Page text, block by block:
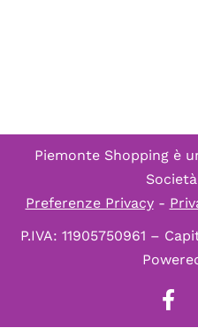
Piemonte Shopping è
Preferenze Privacy-
P.IVA: 11905750961 –